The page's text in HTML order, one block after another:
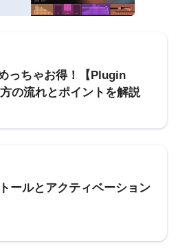
っちゃお得！【Plugin
の流れとポイントを解説
ールとアクティベーション